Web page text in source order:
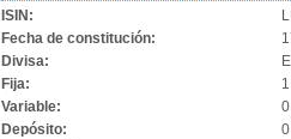
ISIN:
Fecha de constitución:
Divisa:
Fija:
Variable:
Depósito: